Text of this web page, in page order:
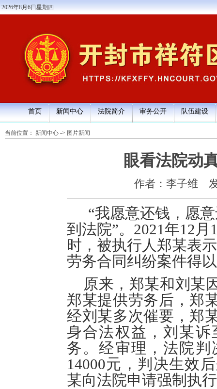
2026年8月6日星期四
首页 新闻中心 法院简介 审务公开 队伍建设
当前位置： 新闻中心 -> 图片新闻
眼看法院动
作者：李子维
“我愿意还钱，愿
到法院”。2021年12
时，被执行人郑某表
劳务合同纠纷案件得
原来，郑某和刘某
郑某提供劳务后，郑
经刘某多次催要，郑
身合法权益，刘某
务。经审理，法院
14000元，判决生效
某向法院申请强制执